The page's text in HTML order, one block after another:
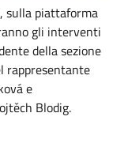
sulla piattaforma
gli interventi
della sezione
rappresentante
e
Blodig.